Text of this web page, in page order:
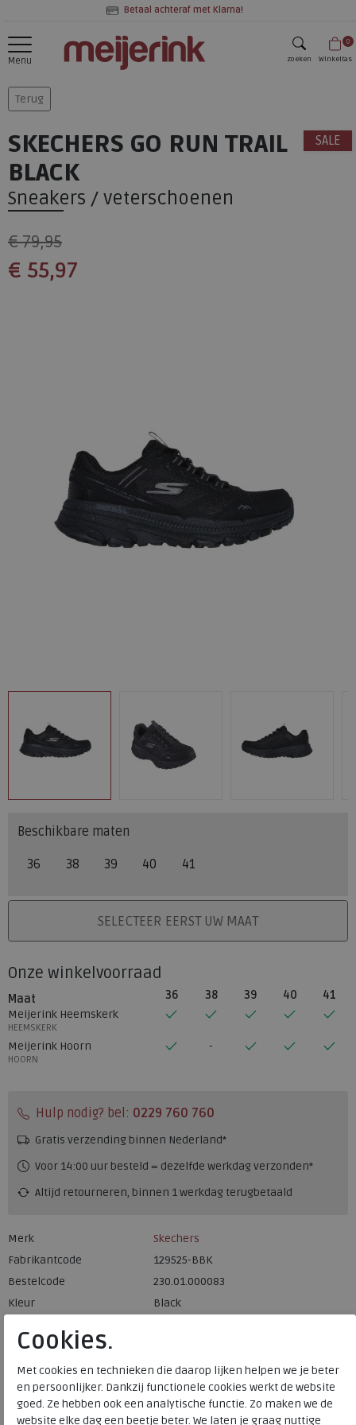
Betaal achteraf met Klarna!
Menu zoeken
0
Winkeltas
Terug
Skechers
SALE
SKECHERS GO RUN TRAIL
BLACK
Sneakers / veterschoenen
€ 79,95
€ 55,97
Beschikbare maten
36 38 39 40 41
PLAATS IN WINKELMANDSELECTEER EERST UW MAAT
Onze winkelvoorraad
Maat 36 38 39 40
41
Meijerink Heemskerk
HEEMSKERK
Meijerink Hoorn
HOORN
Hulp nodig? bel: 0229 760 760
Gratis verzending binnen Nederland*
Voor 14:00 uur besteld = dezelfde werkdag verzonden*
Altijd retourneren, binnen 1 werkdag terugbetaald
Merk
Skechers
Fabrikantcode
129525-BBK
Bestelcode
230.01.000083
Kleur
Black
Uitneembaar voetbed
Cookies.
Met cookies en technieken die daarop lijken helpen we je beter
en persoonlijker. Dankzij functionele cookies werkt de website
goed. Ze hebben ook een analytische functie. Zo maken we de
website elke dag een beetje beter. We laten je graag nuttige